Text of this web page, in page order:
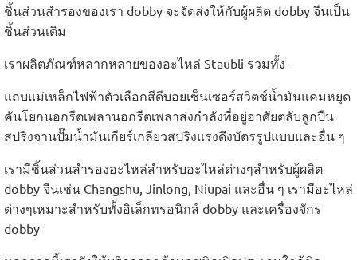
ชิ้นส่วนสำรองของเรา dobby จะจัดส่งให้กับผู้ผลิต dobby จีนเป็น
ชิ้นส่วนเดิม
เราผลิตภัณฑ์หลากหลายของอะไหล่ Staubli รวมทั้ง -
แถบแม่เหล็กไฟฟ้าตัวเลือกสีดีบอยเซ็นเซอร์สวิตช์น้ำมันแคมหยุด
คันโยกนอกรีตเพลานอกรีตเพลาส่งกำลังที่อยู่อาศัยตลับลูกปืน
สปริงจานปั๊มน้ำมันเกียร์เกลียวสปริงแรงดึงบัตรรูปแบบและอื่น ๆ
เรามีชิ้นส่วนสำรองอะไหล่สำหรับอะไหล่ต่างๆสำหรับผู้ผลิต
dobby จีนเช่น Changshu, Jinlong, Niupai และอื่น ๆ เรามีอะไหล่
ต่างๆเหมาะสำหรับทั้งอิเล็กทรอนิกส์ dobby และเครื่องจักร
dobby